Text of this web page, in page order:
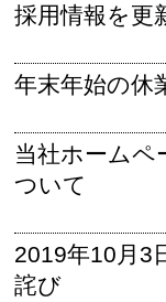
採用情報を更
年末年始の休
当社ホームペ
ついて
2019年10月3
詫び